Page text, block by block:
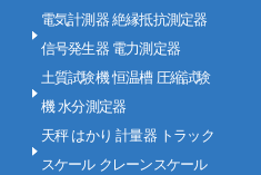
電気計測器 絶縁抵抗測定器
信号発生器 電力測定器
土質試験機 恒温槽 圧縮試験
機 水分測定器
天秤 はかり 計量器 トラック
スケール クレーンスケール